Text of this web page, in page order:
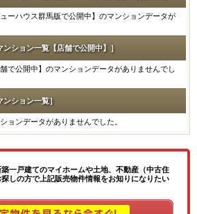
ーハウス群馬版で公開中】のマンションデータが
ション一覧【店舗で公開中】］
で公開中】のマンションデータがありませんでし
ション一覧］
ョンデータがありませんでした。
一戸建てのマイホームや土地、不動産（中古住
しの方で上記販売物件情報をお知りになりたい